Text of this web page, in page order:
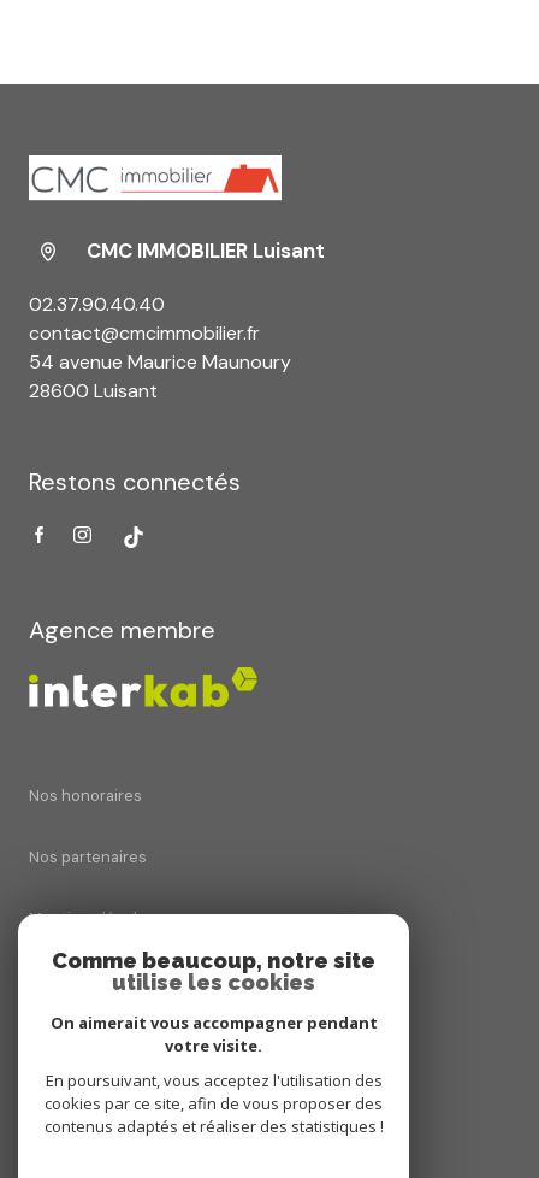
CMC IMMOBILIER Luisant
02.37.90.40.40
contact@cmcimmobilier.fr
54 avenue Maurice Maunoury
28600 Luisant
Restons connectés
Agence membre
Nos honoraires
Nos partenaires
Mentions légales
Cookies
Comme beaucoup, notre site
utilise les cookies
On aimerait vous accompagner pendant
votre visite.
En poursuivant, vous acceptez l'utilisation des
cookies par ce site, afin de vous proposer des
contenus adaptés et réaliser des statistiques !